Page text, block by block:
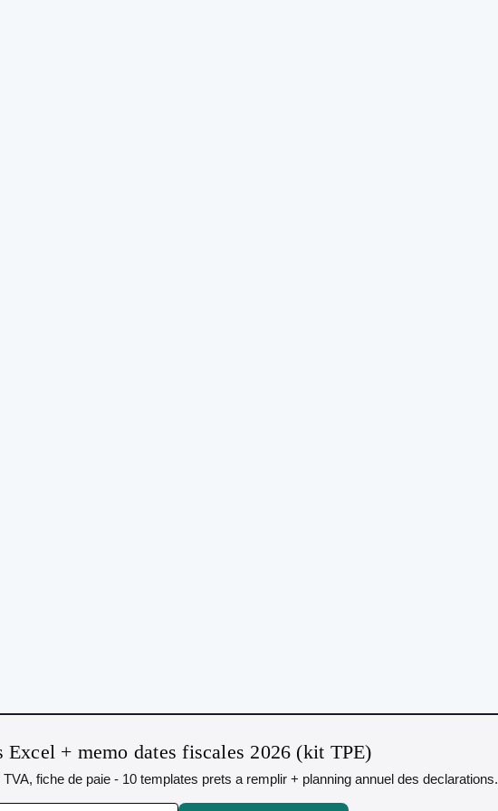
Excel + memo dates fiscales 2026 (kit TPE)
fiche de paie - 10 templates prets a remplir + planning annuel des declarations.